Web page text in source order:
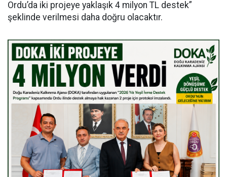
Ordu’da iki projeye yaklaşık 4 milyon TL destek”
şeklinde verilmesi daha doğru olacaktır.